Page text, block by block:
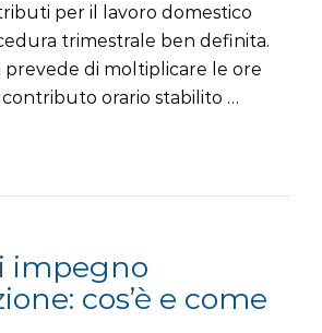
per il lavoro domestico
trimestrale ben definita.
prevede di moltiplicare le ore
orario stabilito …
impegno
cos’è e come